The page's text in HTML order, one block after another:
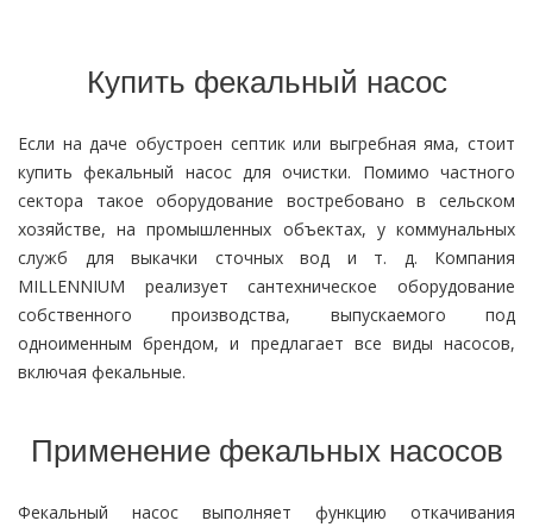
Купить фекальный насос
Если на даче обустроен септик или выгребная яма, стоит
купить фекальный насос для очистки. Помимо частного
сектора такое оборудование востребовано в сельском
хозяйстве, на промышленных объектах, у коммунальных
служб для выкачки сточных вод и т. д. Компания
MILLENNIUM реализует сантехническое оборудование
собственного производства, выпускаемого под
одноименным брендом, и предлагает все виды насосов,
включая фекальные.
Применение фекальных насосов
Фекальный насос выполняет функцию откачивания